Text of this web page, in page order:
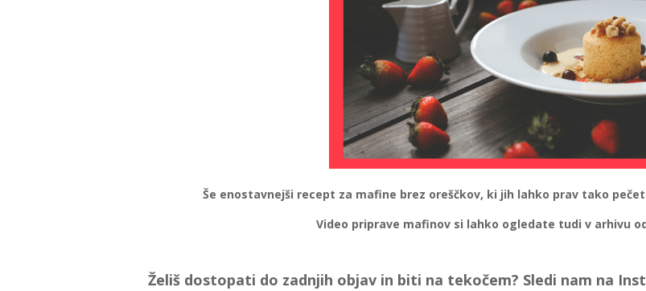
Še enostavnejši recept za mafine brez oreščkov, ki jih lahko prav tako
Video priprave mafinov si lahko ogledate tudi v arhivu
Želiš dostopati do zadnjih objav in biti na tekočem? Sledi nam na